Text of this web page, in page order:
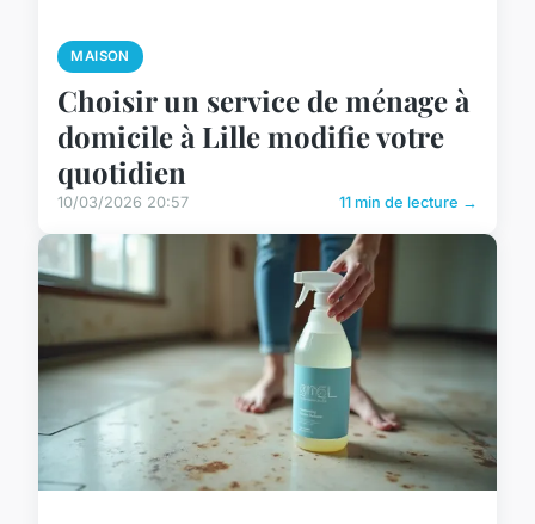
MAISON
Choisir un service de ménage à
domicile à Lille modifie votre
quotidien
10/03/2026 20:57 11 min de lecture →